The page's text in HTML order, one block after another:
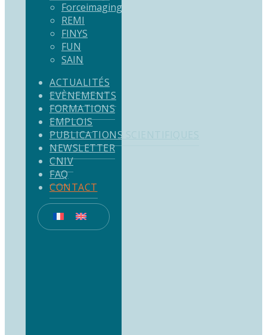
Forceimaging
REMI
FINYS
FUN
SAIN
ACTUALITÉS
EVÈNEMENTS
FORMATIONS
EMPLOIS
PUBLICATIONS SCIENTIFIQUES
NEWSLETTER
CNIV
FAQ
CONTACT